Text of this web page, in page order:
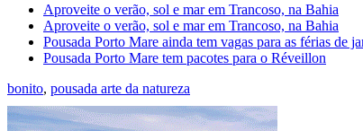
Aproveite o verão, sol e mar em Trancoso, na Bahia
Aproveite o verão, sol e mar em Trancoso, na Bahia
Pousada Porto Mare ainda tem vagas para as férias de
Pousada Porto Mare tem pacotes para o Réveillon
bonito, pousada arte da natureza